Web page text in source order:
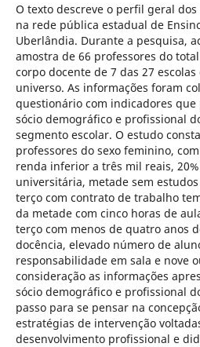
O texto descreve o perfil geral
na rede pública estadual de
Uberlândia. Durante a pesquisa,
amostra de 66 professores do
corpo docente de 7 das 27
universo. As informações foram
questionário com indicadores
sócio demográfico e profissional
segmento escolar. O estudo
professores do sexo feminino,
renda inferior a três mil reais,
universitária, metade sem
terço com contrato de trabalho
da metade com cinco horas de
terço com menos de quatro anos
docência, elevado número de
responsabilidade em sala e nove
consideração as informações
sócio demográfico e profissional
passo para se pensar na
estratégias de intervenção
desenvolvimento profissional e